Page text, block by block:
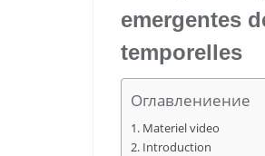
emergentes
temporelles
Оглавлениение
Materiel video
Introduction